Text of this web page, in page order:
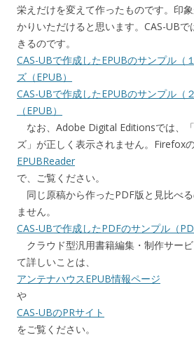
栄えだけを変えて作ったものです。印
かりいただけると思います。CAS-UB
きるのです。
CAS-UBで作成したEPUBのサンプル（
ズ（EPUB）
CAS-UBで作成したEPUBのサンプル（
（EPUB）
なお、Adobe Digital Editionsでは、
ズ」が正しく表示されません。Firefoxの
EPUBReader
で、ご覧ください。
同じ原稿から作ったPDF版と見比べ
ません。
CAS-UBで作成したPDFのサンプル（
クラウド型汎用書籍編集・制作サー
て詳しいことは、
アンテナハウスEPUB情報ページ
や
CAS-UBのPRサイト
をご覧ください。